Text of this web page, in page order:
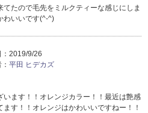
たので毛先をミルクティーな感じにしま
わいいです(^-^)
2019/9/26
平田 ヒデカズ
います！！オレンジカラー！！最近は艶感
す！！オレンジはかわいいですねー！！